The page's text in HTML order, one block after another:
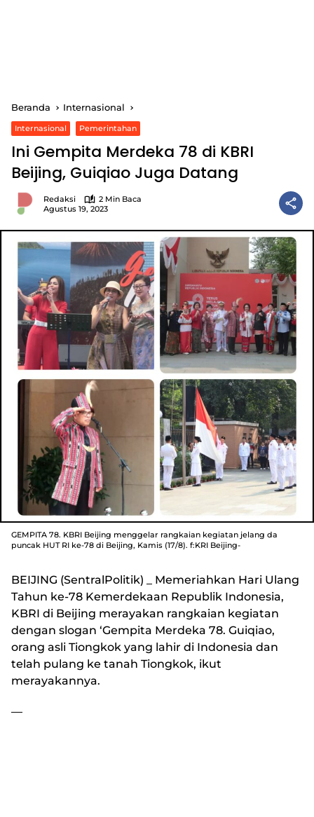
Beranda Internasional
Internasional Pemerintahan
Ini Gempita Merdeka 78 di KBRI
Beijing, Guiqiao Juga Datang
Redaksi
2 Min Baca
Agustus 19, 2023
GEMPITA 78. KBRI Beijing menggelar rangkaian kegiatan jelang da
puncak HUT RI ke-78 di Beijing, Kamis (17/8). f:KRI Beijing-
BEIJING (SentralPolitik) _ Memeriahkan Hari Ulang
Tahun ke-78 Kemerdekaan Republik Indonesia,
KBRI di Beijing merayakan rangkaian kegiatan
dengan slogan ‘Gempita Merdeka 78. Guiqiao,
orang asli Tiongkok yang lahir di Indonesia dan
telah pulang ke tanah Tiongkok, ikut
merayakannya.
—